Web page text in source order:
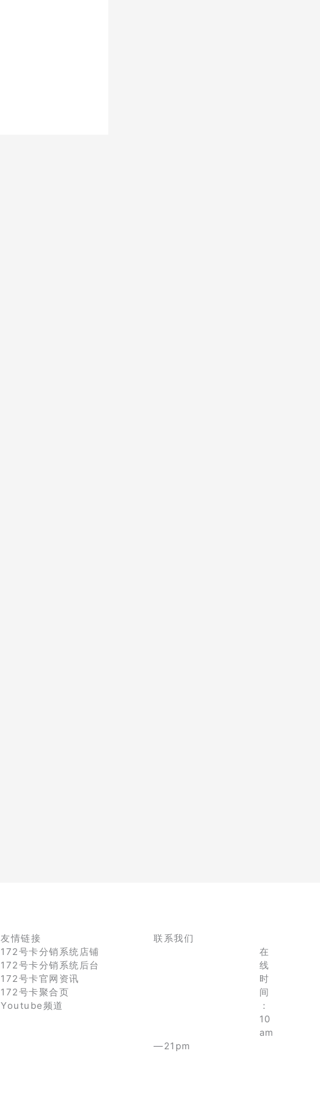
友情链接
172号卡分销系统店铺
172号卡分销系统后台
172号卡官网资讯
172号卡聚合页
Youtube频道
联系我们
在
线
时
间
：
10
am
—21pm